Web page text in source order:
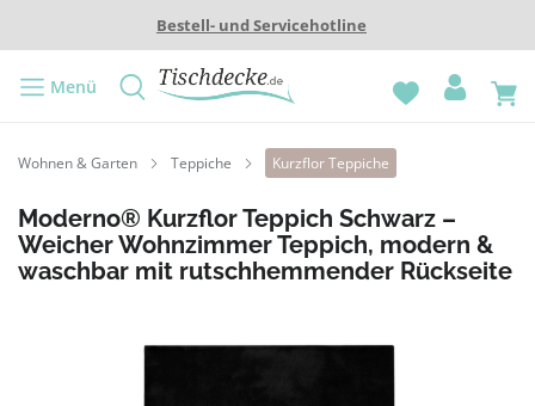
Bestell- und Servicehotline
Menü
Wohnen & Garten Teppiche Kurzflor Teppiche
Moderno® Kurzflor Teppich Schwarz –
Weicher Wohnzimmer Teppich, modern &
waschbar mit rutschhemmender Rückseite
Bildergalerie überspringen